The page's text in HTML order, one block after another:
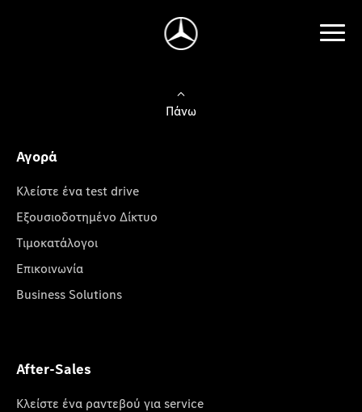
Πάνω
Αγορά
Κλείστε ένα test drive
Εξουσιοδοτημένο Δίκτυο
Τιμοκατάλογοι
Επικοινωνία
Business Solutions
After-Sales
Κλείστε ένα ραντεβού για service